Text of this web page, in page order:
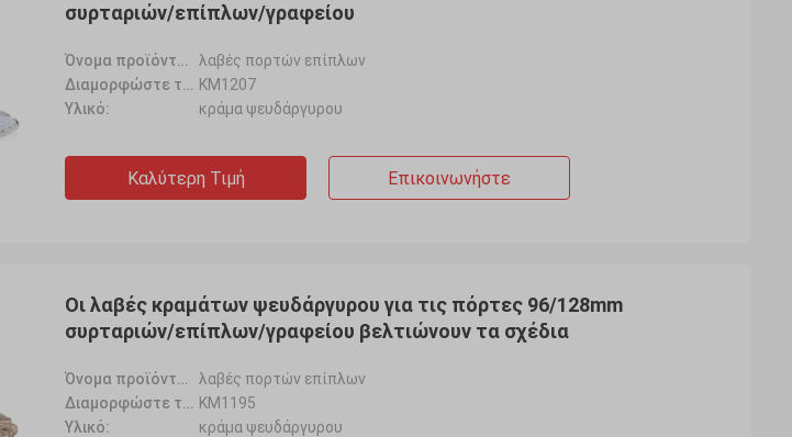
συρταριών/επίπλων/γραφείου
λαβές πορτών επίπλων
KM1207
Υλικό:
κράμα ψευδάργυρου
Καλύτερη Τιμή Επικοινωνήστε
Οι λαβές κραμάτων ψευδάργυρου για τις πόρτες 96/128mm
συρταριών/επίπλων/γραφείου βελτιώνουν τα σχέδια
λαβές πορτών επίπλων
KM1195
Υλικό:
κράμα ψευδάργυρου